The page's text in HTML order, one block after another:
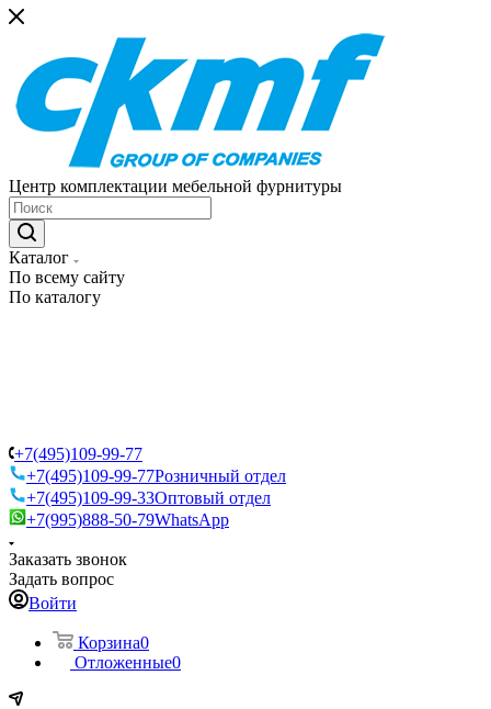
Центр комплектации мебельной фурнитуры
Каталог
По всему сайту
По каталогу
+7(495)109-99-77
+7(495)109-99-77Розничный отдел
+7(495)109-99-33Оптовый отдел
+7(995)888-50-79WhatsApp
Заказать звонок
Задать вопрос
Войти
Корзина0
Отложенные0